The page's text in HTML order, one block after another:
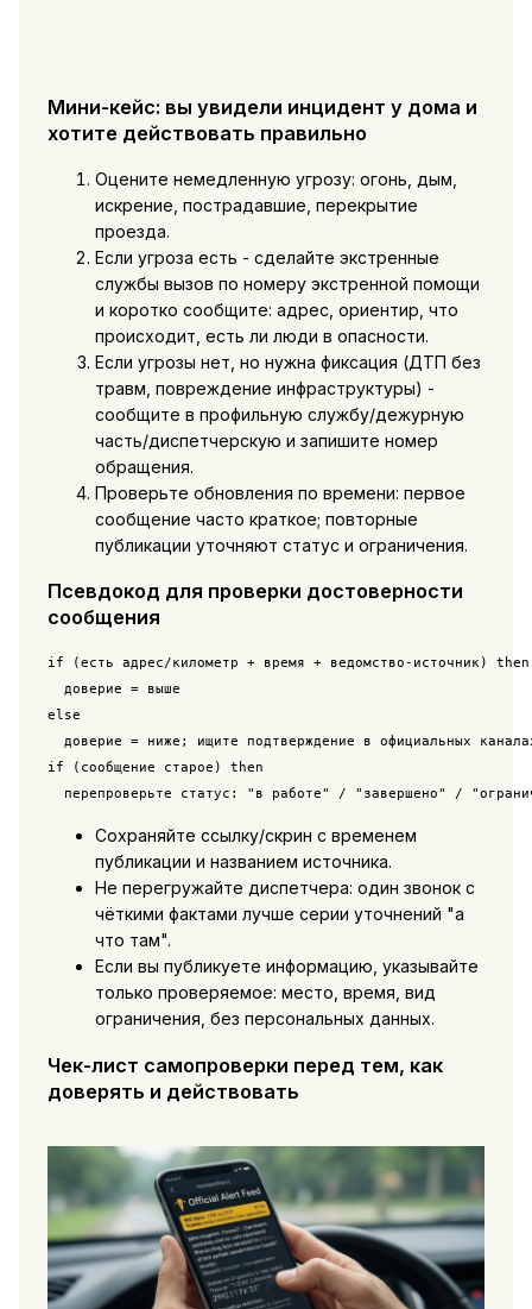
Мини-кейс: вы увидели инцидент у дома и
хотите действовать правильно
Оцените немедленную угрозу: огонь, дым,
искрение, пострадавшие, перекрытие
проезда.
Если угроза есть - сделайте экстренные
службы вызов по номеру экстренной помощи
и коротко сообщите: адрес, ориентир, что
происходит, есть ли люди в опасности.
Если угрозы нет, но нужна фиксация (ДТП без
травм, повреждение инфраструктуры) -
сообщите в профильную службу/дежурную
часть/диспетчерскую и запишите номер
обращения.
Проверьте обновления по времени: первое
сообщение часто краткое; повторные
публикации уточняют статус и ограничения.
Псевдокод для проверки достоверности
сообщения
if (есть адрес/километр + время + ведомство-источник) then
  доверие = выше
else
доверие = ниже; ищите подтверждение в официальных
if (сообщение старое) then
перепроверьте статус: "в работе" / "завершено" /
Сохраняйте ссылку/скрин с временем
публикации и названием источника.
Не перегружайте диспетчера: один звонок с
чёткими фактами лучше серии уточнений "а
что там".
Если вы публикуете информацию, указывайте
только проверяемое: место, время, вид
ограничения, без персональных данных.
Чек-лист самопроверки перед тем, как
доверять и действовать